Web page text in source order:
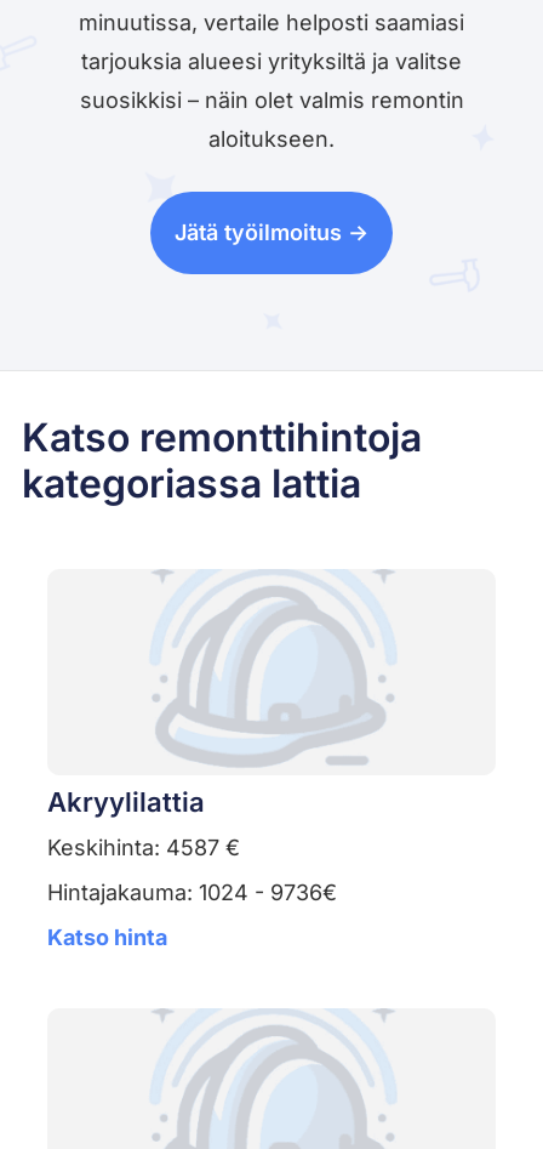
minuutissa, vertaile helposti saamiasi
tarjouksia alueesi yrityksiltä ja valitse
suosikkisi – näin olet valmis remontin
aloitukseen.
Jätä työilmoitus ->
Katso remonttihintoja
kategoriassa lattia
Akryylilattia
Keskihinta: 4587 €
Hintajakauma: 1024 - 9736€
Katso hinta